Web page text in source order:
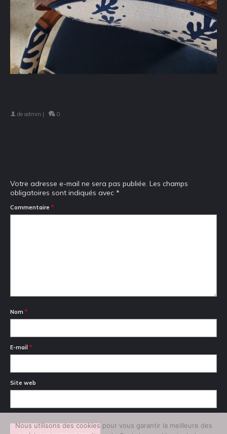
de admin | 0
Votre adresse e-mail ne sera pas publiée. Les champs
obligatoires sont indiqués avec *
Commentaire *
Nom *
E-mail *
Site web
Nous utilisons des cookies pour vous garantir la meilleure des